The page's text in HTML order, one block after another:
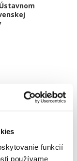
funkcií
používame
Baricová,Ivan Fiačan ,
Z. z. o
od
aplikačnej